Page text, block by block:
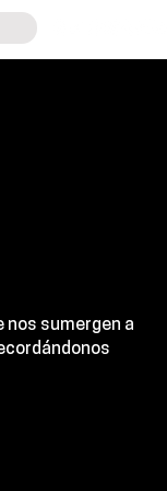
nos sumergen a